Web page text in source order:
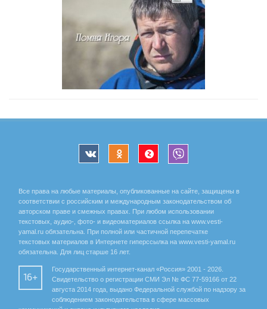
Все права на любые материалы, опубликованные на сайте, защищены в
соответствии с российским и международным законодательством об
авторском праве и смежных правах. При любом использовании
текстовых, аудио-, фото- и видеоматериалов ссылка на www.vesti-
yamal.ru обязательна. При полной или частичной перепечатке
текстовых материалов в Интернете гиперссылка на www.vesti-yamal.ru
обязательна. Для лиц старше 16 лет.
16+
Государственный интернет-канал «Россия» 2001 - 2026.
Свидетельство о регистрации СМИ Эл № ФС 77-59166 от 22
августа 2014 года, выдано Федеральной службой по надзору за
соблюдением законодательства в сфере массовых